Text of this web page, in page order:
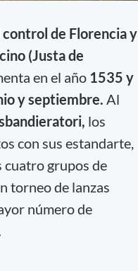
de Florencia y
(Justa de
en el año1535 y
y septiembre. Al
los
con sus estandarte,
cuatro grupos de
torneo de lanzas
número de